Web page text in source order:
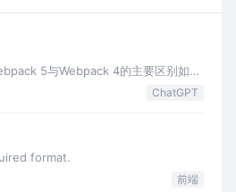
5与Webpack 4的主要区别如
ChatGPT
format.
前端